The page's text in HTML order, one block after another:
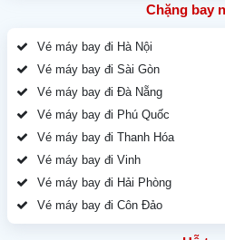
Chặng bay
Vé máy bay đi Hà Nội
Vé máy bay đi Sài Gòn
Vé máy bay đi Đà Nẵng
Vé máy bay đi Phú Quốc
Vé máy bay đi Thanh Hóa
Vé máy bay đi Vinh
Vé máy bay đi Hải Phòng
Vé máy bay đi Côn Đảo